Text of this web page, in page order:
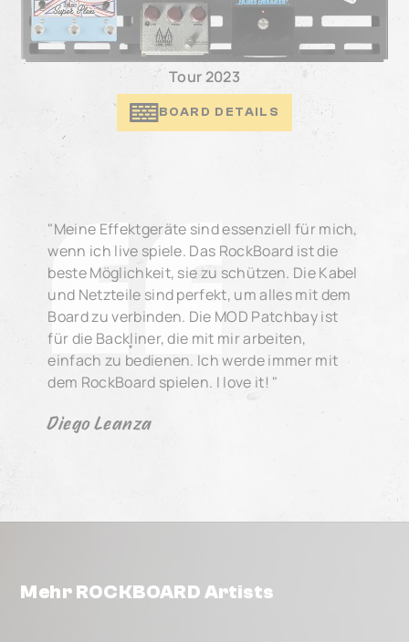
Tour 2023
BOARD DETAILS
"Meine Effektgeräte sind essenziell für mich,
wenn ich live spiele. Das RockBoard ist die
beste Möglichkeit, sie zu schützen. Die Kabel
und Netzteile sind perfekt, um alles mit dem
Board zu verbinden. Die MOD Patchbay ist
für die Backliner, die mit mir arbeiten,
einfach zu bedienen. Ich werde immer mit
dem RockBoard spielen. I love it! "
Diego Leanza
Mehr ROCKBOARD Artists